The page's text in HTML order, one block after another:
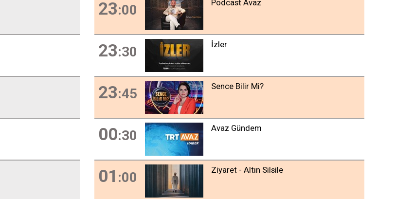
23:00 Podcast Avaz
23:30 İzler
23:45 Sence Bilir Mi?
00:30 Avaz Gündem
01 :00 Ziyaret - Altın Silsile